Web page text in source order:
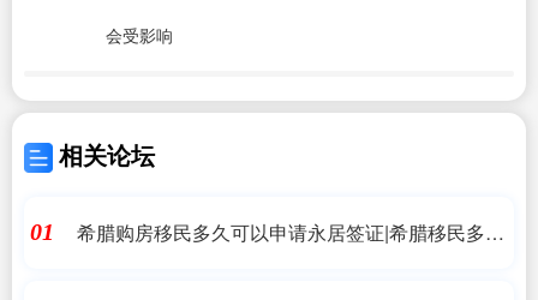
会受影响
相关论坛
01
希腊购房移民多久可以申请永居签证|希腊移民多久